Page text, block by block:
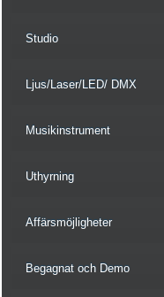
Studio
Ljus/Laser/LED/ DMX
Musikinstrument
Uthyrning
Affärsmöjligheter
Begagnat och Demo